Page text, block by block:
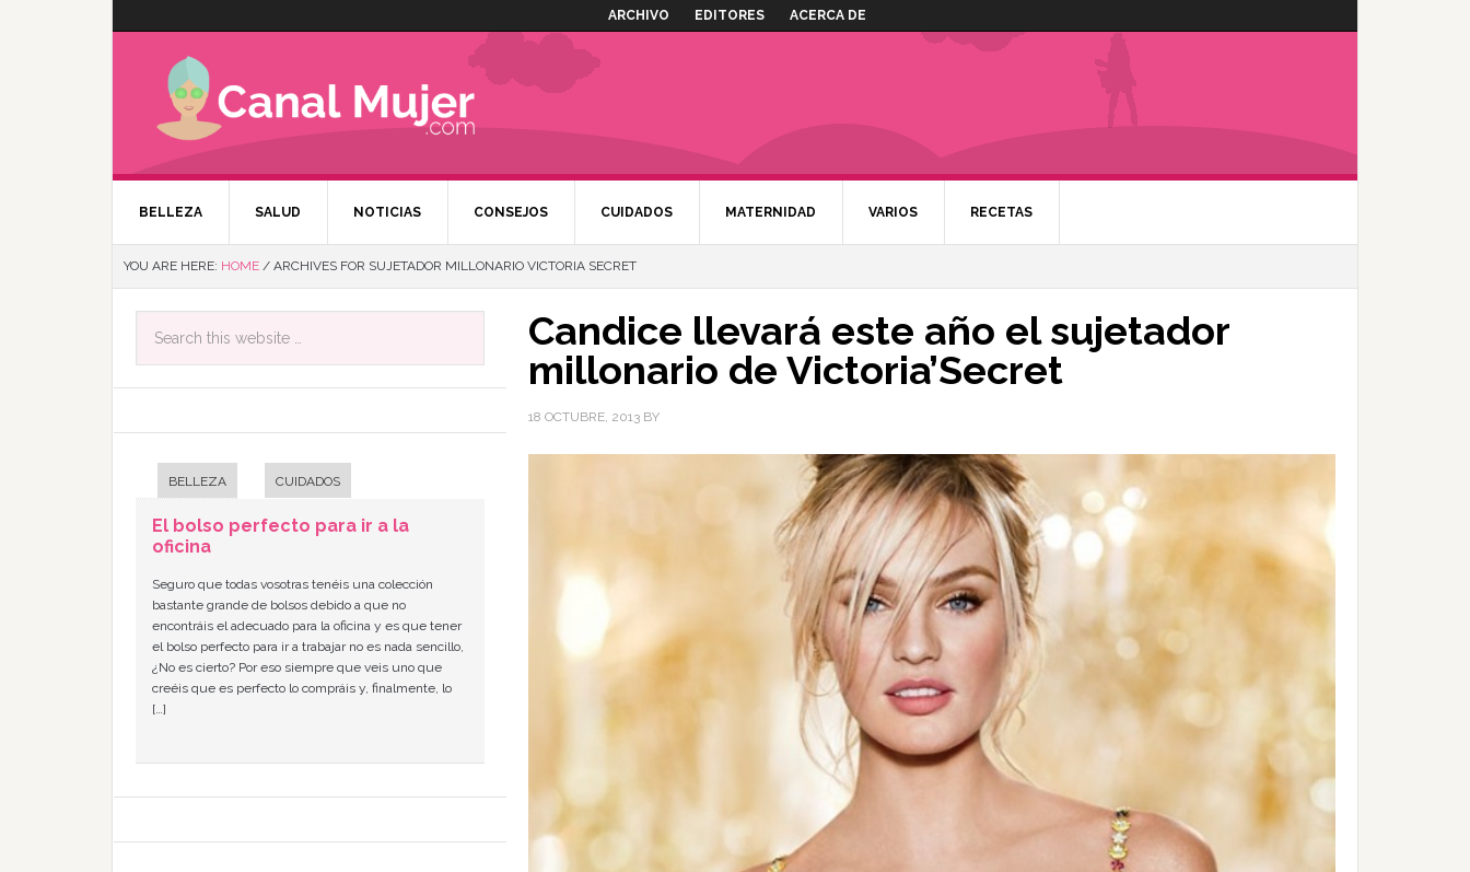
ARCHIVO EDITORES ACERCA DE
BELLEZA SALUD NOTICIAS CONSEJOS CUIDADOS MATERNIDAD VARIOS RECETAS
YOU ARE HERE: HOME / ARCHIVES FOR SUJETADOR MILLONARIO VICTORIA SECRET
Candice llevará este año el sujetador
millonario de Victoria’Secret
18 OCTUBRE, 2013 BY
BELLEZA CUIDADOS
El bolso perfecto para ir a la
oficina
Seguro que todas vosotras tenéis una colección
bastante grande de bolsos debido a que no
encontráis el adecuado para la oficina y es que tener
el bolso perfecto para ir a trabajar no es nada sencillo,
¿No es cierto? Por eso siempre que veis uno que
creéis que es perfecto lo compráis y, finalmente, lo
[…]